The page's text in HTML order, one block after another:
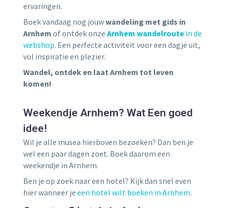
ervaringen.
Boek vandaag nog jouwwandeling met gids in
Arnhem of ontdek onze Arnhem wandelroute in de
webshop. Een perfecte activiteit voor een dagje uit,
vol inspiratie en plezier.
Wandel, ontdek en laat Arnhem tot leven
komen!
Weekendje Arnhem? Wat Een goed
idee!
Wil je alle musea hierboven bezoeken? Dan ben je
wel een paar dagen zoet. Boek daarom een
weekendje in Arnhem.
Ben je op zoek naar een hotel? Kijk dan snel even
hier wanneer je een hotel wilt boeken in Arnhem.